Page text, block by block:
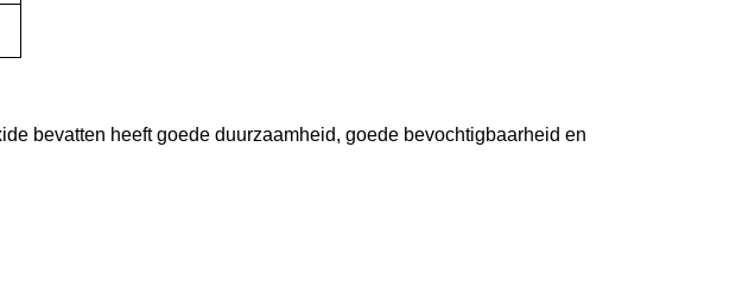
bevatten heeft goede duurzaamheid, goede bevochtigbaarheid en